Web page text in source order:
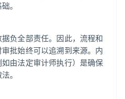
。
负全部责任。因此，流程和
批始终可以追溯到来源。内
由法定审计师执行）是确保
。